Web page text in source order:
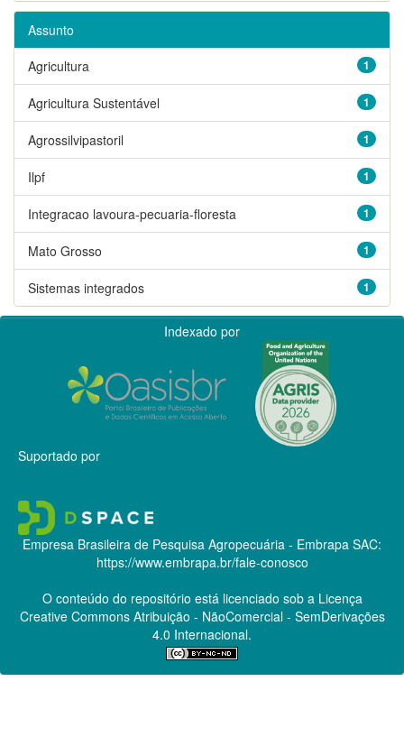
Assunto
1
Agricultura
1
Agricultura Sustentável
1
Agrossilvipastoril
1
Ilpf
1
Integracao lavoura-pecuaria-floresta
1
Mato Grosso
1
Sistemas integrados
Indexado por
Suportado por
Empresa Brasileira de Pesquisa Agropecuária - Embrapa SAC:
https://www.embrapa.br/fale-conosco
O conteúdo do repositório está licenciado sob a Licença
Creative CommonsAtribuição - NãoComercial - SemDerivações
4.0 Internacional.